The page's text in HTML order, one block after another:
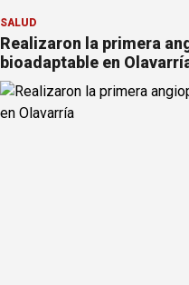
SALUD
Realizaron la primera
bioadaptable en